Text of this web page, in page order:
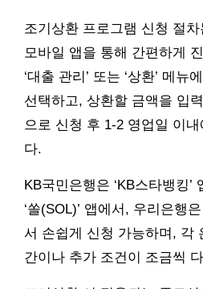
조기상환 프로그램 신청 절
모바일 앱을 통해 간편하게
‘대출 관리’ 또는 ‘상환’ 메뉴
선택하고, 상환할 금액을 입
으로 신청 후 1-2 영업일 이
다.
KB국민은행은 ‘KB스타뱅킹’
‘쏠(SOL)’ 앱에서, 우리은행
서 손쉽게 신청 가능하며, 각
간이나 추가 조건이 조금씩